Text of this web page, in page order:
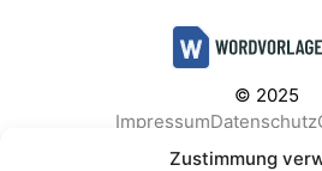
Zustimmung
© 2025
ImpressumDatenschutz
Facebook